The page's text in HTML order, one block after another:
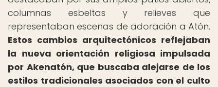
columnas esbeltas y relieves que
representaban escenas de adoración a Atón.
Estos cambios arquitectónicos reflejaban
la nueva orientación religiosa impulsada
por Akenatón, que buscaba alejarse de los
estilos tradicionales asociados con el culto